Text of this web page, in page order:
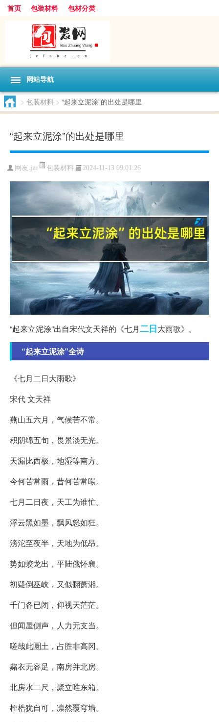
首页 包装材料 包材分类
网站导航
> 包装材料 > “起来立泥涂”的出处是哪里
“起来立泥涂”的出处是哪里
网友:jzr 包装材料 2024-11-13 09:01:26
“起来立泥涂”出自宋代文天祥的《七月二日大雨歌》。
“起来立泥涂”全诗
《七月二日大雨歌》
宋代 文天祥
燕山五六月，气候苦不常。
积阴绵五旬，畏景淡无光。
天漏比西极，地湿等南方。
今何苦常雨，昔何苦常暘。
七月二日夜，天工为谁忙。
浮云黑如墨，飘风怒如狂。
滂沱至夜半，天地为低昂。
势如蛟龙出，平陆俄怀襄。
初疑倒巫峡，又似翻萧湘。
千门各已闭，仰视天茫茫。
但闻屋侧声，人力无支当。
嗟哉此圜土，占胜非高冈。
赭衣无容足，南房并北房。
北房水二尺，聚立唯东箱。
桎梏犹自可，凛然覆穹墙。